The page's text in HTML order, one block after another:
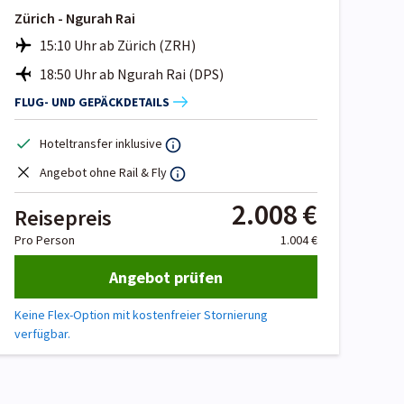
Zürich - Ngurah Rai
15:10 Uhr ab Zürich (ZRH)
18:50 Uhr ab Ngurah Rai (DPS)
FLUG- UND GEPÄCKDETAILS
Hoteltransfer inklusive
Angebot ohne Rail & Fly
Reisepreis 2.008 €
Pro Person 1.004 €
Angebot prüfen
Keine Flex-Option mit kostenfreier Stornierung
verfügbar.